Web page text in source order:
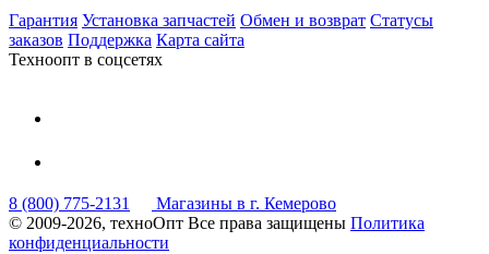
Гарантия Установка запчастей Обмен и возврат Статусы
заказов Поддержка Карта сайта
Техноопт в соцсетях
8 (800) 775-2131
Магазины в г. Кемерово
© 2009-2026, техноОпт Все права защищены Политика
конфиденциальности